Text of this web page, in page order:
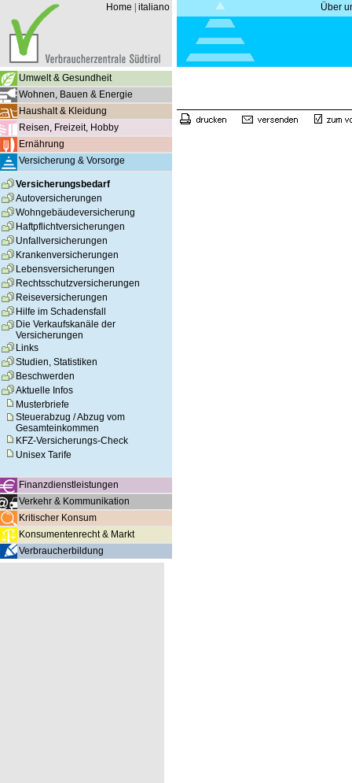
Home italiano
Umwelt & Gesundheit
Wohnen, Bauen & Energie
Haushalt & Kleidung
Reisen, Freizeit, Hobby
Ernährung
Versicherung & Vorsorge
Versicherungsbedarf
Autoversicherungen
Wohngebäudeversicherung
Haftpflichtversicherungen
Unfallversicherungen
Krankenversicherungen
Lebensversicherungen
Rechtsschutzversicherungen
Reiseversicherungen
Hilfe im Schadensfall
Die Verkaufskanäle der
Versicherungen
Links
Studien, Statistiken
Beschwerden
Aktuelle Infos
Musterbriefe
Steuerabzug / Abzug vom
Gesamteinkommen
KFZ-Versicherungs-Check
Unisex Tarife
Finanzdienstleistungen
Verkehr & Kommunikation
Kritischer Konsum
Konsumentenrecht & Markt
Verbraucherbildung
Über